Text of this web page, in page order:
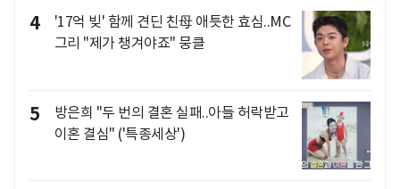
4
'17억 빚' 함께 견딘 친母 애틋한 효심..MC
그리 "제가 챙겨야죠" 뭉클
5
방은희 "두 번의 결혼 실패..아들 허락받고
이혼 결심" ('특종세상')